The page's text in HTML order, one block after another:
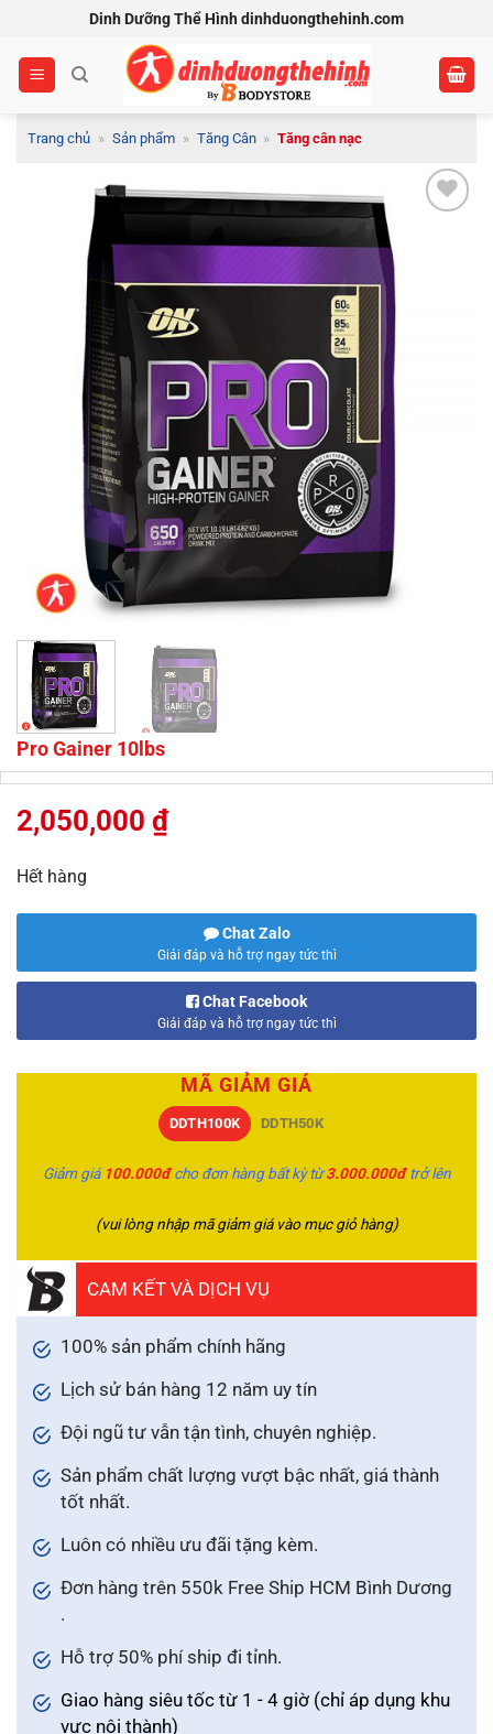
nội
dung
Dinh Dưỡng Thể Hình dinhduongthehinh.com
Trang chủ » Sản phẩm » Tăng Cân » Tăng cân nạc
Pro Gainer 10lbs
2,050,000 ₫
Hết hàng
Chat Zalo
Giải đáp và hỗ trợ ngay tức thì
Chat Facebook
Giải đáp và hỗ trợ ngay tức thì
MÃ GIẢM GIÁ
DDTH100K DDTH50K
Giảm giá 100.000đcho đơn hàng bất kỳ từ3.000.000đ trở lên
(vui lòng nhập mã giảm giá vào mục giỏ hàng)
CAM KẾT VÀ DỊCH VỤ
100% sản phẩm chính hãng
Lịch sử bán hàng 12 năm uy tín
Đội ngũ tư vẫn tận tình, chuyên nghiệp.
Sản phẩm chất lượng vượt bậc nhất, giá thành
tốt nhất.
Luôn có nhiều ưu đãi tặng kèm.
Đơn hàng trên 550k Free Ship HCM Bình Dương
.
Hỗ trợ 50% phí ship đi tỉnh.
Giao hàng siêu tốc từ 1 - 4 giờ (chỉ áp dụng khu
vực nội thành)